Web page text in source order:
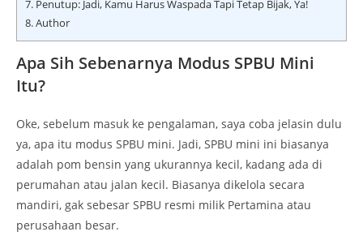
7. Penutup: Jadi, Kamu Harus Waspada Tapi Tetap Bijak, Ya!
8.Author
Apa Sih Sebenarnya Modus SPBU Mini
Itu?
Oke, sebelum masuk ke pengalaman, saya coba jelasin dulu
ya, apa itu modus SPBU mini. Jadi, SPBU mini ini biasanya
adalah pom bensin yang ukurannya kecil, kadang ada di
perumahan atau jalan kecil. Biasanya dikelola secara
mandiri, gak sebesar SPBU resmi milik Pertamina atau
perusahaan besar.